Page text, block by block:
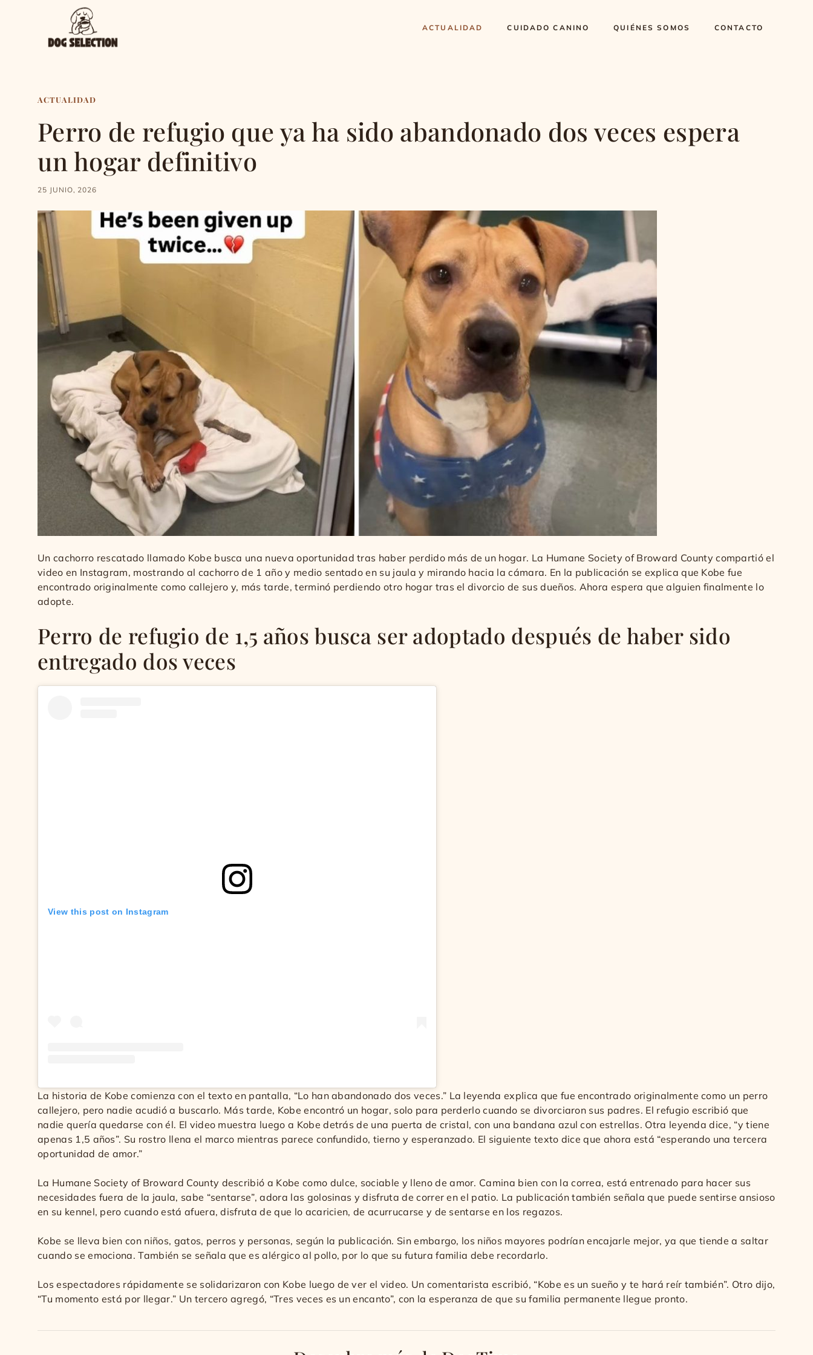
ACTUALIDAD CUIDADO CANINO QUIÉNES SOMOS CONTACTO
ACTUALIDAD
Perro de refugio que ya ha sido abandonado dos veces espera
un hogar definitivo
25 JUNIO, 2026
Un cachorro rescatado llamado Kobe busca una nueva oportunidad tras haber perdido más de un hogar. La Humane Society of Broward County compartió el
video en Instagram, mostrando al cachorro de 1 año y medio sentado en su jaula y mirando hacia la cámara. En la publicación se explica que Kobe fue
encontrado originalmente como callejero y, más tarde, terminó perdiendo otro hogar tras el divorcio de sus dueños. Ahora espera que alguien finalmente lo
adopte.
Perro de refugio de 1,5 años busca ser adoptado después de haber sido
entregado dos veces
View this post on Instagram
La historia de Kobe comienza con el texto en pantalla, “Lo han abandonado dos veces.” La leyenda explica que fue encontrado originalmente como un perro
callejero, pero nadie acudió a buscarlo. Más tarde, Kobe encontró un hogar, solo para perderlo cuando se divorciaron sus padres. El refugio escribió que
nadie quería quedarse con él. El video muestra luego a Kobe detrás de una puerta de cristal, con una bandana azul con estrellas. Otra leyenda dice, “y tiene
apenas 1,5 años”. Su rostro llena el marco mientras parece confundido, tierno y esperanzado. El siguiente texto dice que ahora está “esperando una tercera
oportunidad de amor.”
La Humane Society of Broward County describió a Kobe como dulce, sociable y lleno de amor. Camina bien con la correa, está entrenado para hacer sus
necesidades fuera de la jaula, sabe “sentarse”, adora las golosinas y disfruta de correr en el patio. La publicación también señala que puede sentirse ansioso
en su kennel, pero cuando está afuera, disfruta de que lo acaricien, de acurrucarse y de sentarse en los regazos.
Kobe se lleva bien con niños, gatos, perros y personas, según la publicación. Sin embargo, los niños mayores podrían encajarle mejor, ya que tiende a saltar
cuando se emociona. También se señala que es alérgico al pollo, por lo que su futura familia debe recordarlo.
Los espectadores rápidamente se solidarizaron con Kobe luego de ver el video. Un comentarista escribió, “Kobe es un sueño y te hará reír también”. Otro dijo,
“Tu momento está por llegar.” Un tercero agregó, “Tres veces es un encanto”, con la esperanza de que su familia permanente llegue pronto.